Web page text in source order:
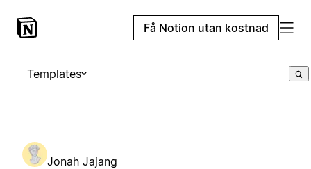
Få Notion utan kostnad
Templates
Jonah Jajang